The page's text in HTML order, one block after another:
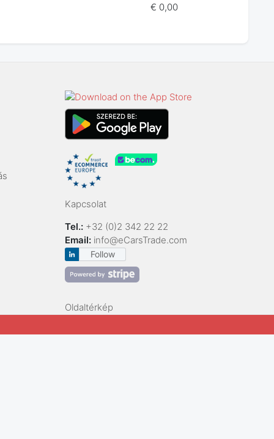
€ 0,00
Kapcsolat
Tel.: +32 (0)2 342 22 22
Email: info@eCarsTrade.com
Follow
Oldaltérkép